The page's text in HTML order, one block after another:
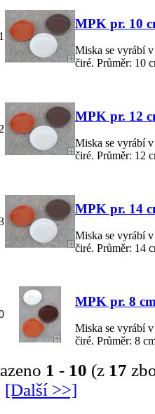
MPK pr. 10
Miska se vyrábí v
čiré. Průměr: 10
MPK pr. 12
Miska se vyrábí v
čiré. Průměr: 12
MPK pr. 14
Miska se vyrábí v
čiré. Průměr: 14
MPK pr. 8
Miska se vyrábí v
čiré. Průměr: 8
1 - 10 (z 17
[Další >>]